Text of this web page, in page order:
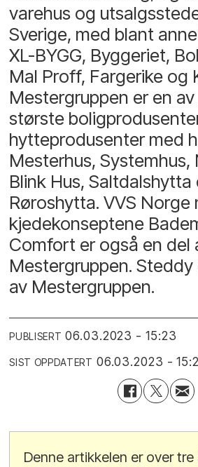
varehus og
Sverige, med blant
XL-BYGG, Byggeriet,
Mal Proff, Fargerike og
Mestergruppen er en
største
hytteprodusenter med
Mesterhus, Systemhus,
Blink Hus, Saltdalshytta
Røroshytta. VVS Norge
kjedekonseptene
Comfort er også en del
Mestergruppen. Steddy
av Mestergruppen.
PUBLISERT 06.03.2023 - 15:23
SIST OPPDATERT 06.03.2023 -
Denne artikkelen er over tre